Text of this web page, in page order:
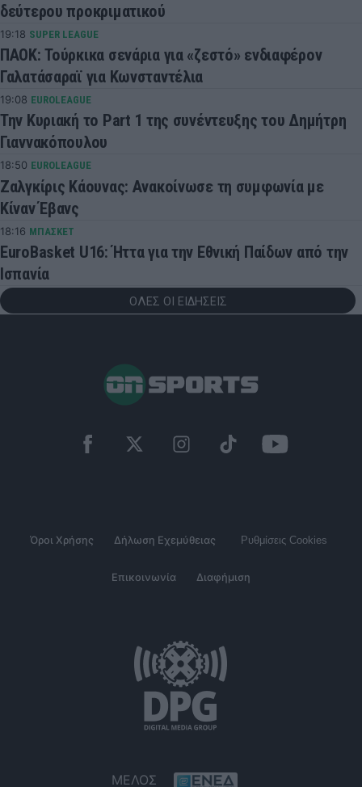
δεύτερου προκριματικού
19:18 SUPER LEAGUE
ΠΑΟΚ: Τούρκικα σενάρια για «ζεστό» ενδιαφέρον
Γαλατάσαραϊ για Κωνσταντέλια
19:08 EUROLEAGUE
Την Κυριακή το Part 1 της συνέντευξης του Δημήτρη
Γιαννακόπουλου
18:50 EUROLEAGUE
Ζαλγκίρις Κάουνας: Ανακοίνωσε τη συμφωνία με
Κίναν Έβανς
18:16 ΜΠΑΣΚΕΤ
EuroBasket U16: Ήττα για την Εθνική Παίδων από την
Ισπανία
ΟΛΕΣ ΟΙ ΕΙΔΗΣΕΙΣ
Όροι Χρήσης Δήλωση Εχεμύθειας Ρυθμίσεις Cookies
Επικοινωνία Διαφήμιση
ΜΕΛΟΣ